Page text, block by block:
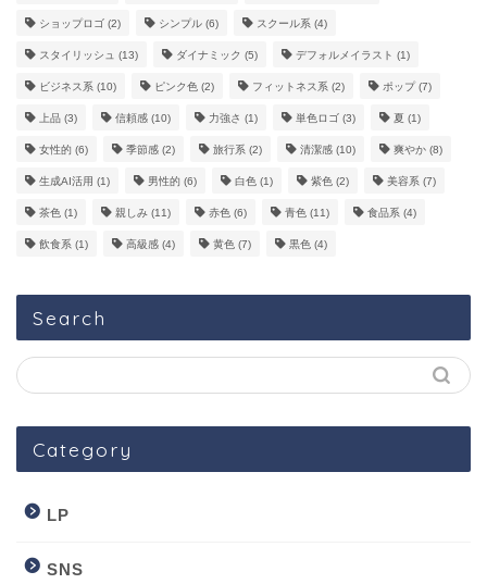
ショップロゴ (2) シンプル (6) スクール系 (4)
スタイリッシュ (13) ダイナミック (5) デフォルメイラスト (1)
ビジネス系 (10) ピンク色 (2) フィットネス系 (2) ポップ(7)
上品 (3) 信頼感 (10) 力強さ (1) 単色ロゴ (3) 夏 (1)
女性的 (6) 季節感 (2) 旅行系 (2) 清潔感 (10) 爽やか (8)
生成AI活用 (1) 男性的 (6) 白色 (1) 紫色 (2) 美容系 (7)
茶色 (1) 親しみ (11) 赤色 (6) 青色 (11) 食品系 (4)
飲食系 (1) 高級感 (4) 黄色 (7) 黒色 (4)
Search
Category
LP
SNS